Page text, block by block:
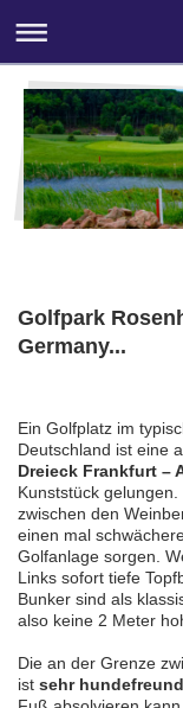
Golfpark
Germany...
Ein Golfplatz im
Deutschland ist eine
Dreieck Frankfurt –
Kunststück
zwischen den
einen mal
Golfanlage sorgen.
Links sofort tiefe
Bunker sind als
also keine 2 Meter
Die an der Grenze
ist sehr